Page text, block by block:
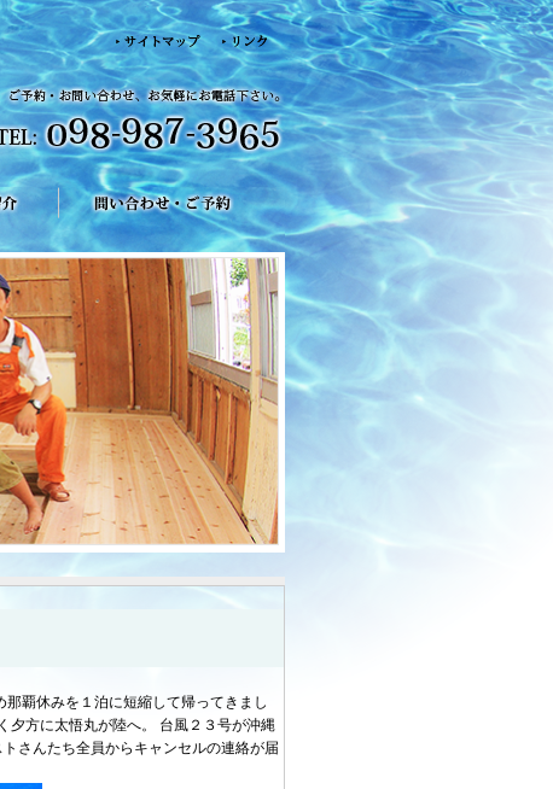
覇休みを１泊に短縮して帰ってきまし
夕方に太悟丸が陸へ。 台風２３号が沖縄
さんたち全員からキャンセルの連絡が届